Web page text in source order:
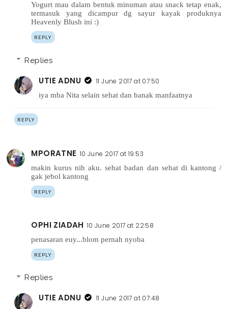
Yogurt mau dalam bentuk minuman atau snack tetap enak,
termasuk yang dicampur dg sayur kayak produknya
Heavenly Blush ini :)
REPLY
Replies
UTIE ADNU 11 June 2017 at 07:50
iya mba Nita selain sehat dan banak manfaatnya
REPLY
MPORATNE 10 June 2017 at 19:53
makin kurus nih aku. sehat badan dan sehat di kantong /
gak jebol kantong
REPLY
OPHI ZIADAH 10 June 2017 at 22:58
penasaran euy...blom pernah nyoba
REPLY
Replies
UTIE ADNU 11 June 2017 at 07:48